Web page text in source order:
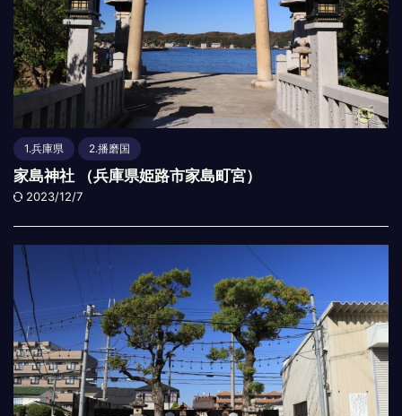
1.兵庫県 2.播磨国
家島神社 （兵庫県姫路市家島町宮）
2023/12/7